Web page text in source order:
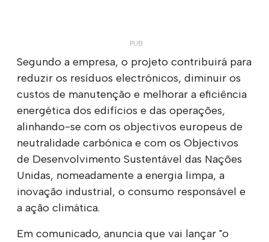
Segundo a empresa, o projeto contribuirá para
reduzir os resíduos electrónicos, diminuir os
custos de manutenção e melhorar a eficiência
energética dos edifícios e das operações,
alinhando-se com os objectivos europeus de
neutralidade carbónica e com os Objectivos
de Desenvolvimento Sustentável das Nações
Unidas, nomeadamente a energia limpa, a
inovação industrial, o consumo responsável e
a ação climática.
Em comunicado, anuncia que vai lançar "o